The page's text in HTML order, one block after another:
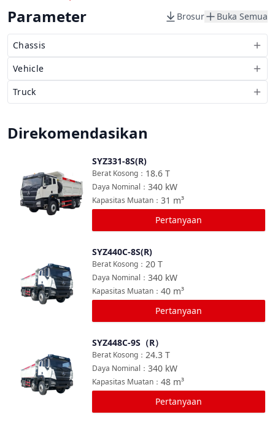
Parameter Brosur Buka Semua
Chassis
Vehicle
Truck
Direkomendasikan
SYZ331-8S(R)
18.6 T
Berat Kosong ：
340 kW
Daya Nominal ：
31 m³
Kapasitas Muatan ：
Pertanyaan
SYZ440C-8S(R)
20 T
Berat Kosong ：
340 kW
Daya Nominal ：
40 m³
Kapasitas Muatan ：
Pertanyaan
SYZ448C-9S（R）
24.3 T
Berat Kosong ：
340 kW
Daya Nominal ：
48 m³
Kapasitas Muatan ：
Pertanyaan